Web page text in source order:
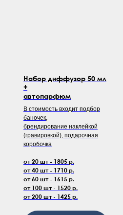
Набор диффузор 50 мл
+
автопарфюм
В стоимость входит подбор
баночек,
брендирование наклейкой
(гравировкой), подарочная
коробочка
от 20 шт - 1805 р.
от 40 шт - 1710 р.
от 60 шт - 1615 р.
от 100 шт - 1520 р.
от 200 шт - 1425 р.